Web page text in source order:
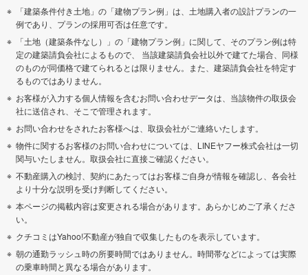
「建築条件付き土地」の「建物プラン例」は、土地購入者の設計プランの一
例であり、プランの採用可否は任意です。
「土地（建築条件なし）」の「建物プラン例」に関して、そのプラン例は特
定の建築請負会社によるもので、 当該建築請負会社以外で建てた場合、同様
のものが同価格で建てられるとは限りません。また、建築請負会社を特定す
るものではありません。
お客様が入力する個人情報を含むお問い合わせデータは、当該物件の取扱会
社に送信され、そこで管理されます。
お問い合わせをされたお客様へは、取扱会社がご連絡いたします。
物件に関するお客様のお問い合わせについては、LINEヤフー株式会社は一切
関与いたしません。取扱会社に直接ご確認ください。
不動産購入の検討、契約にあたってはお客様ご自身が情報を確認し、各会社
より十分な説明を受け判断してください。
本ページの掲載内容は変更される場合があります。あらかじめご了承くださ
い。
クチコミはYahoo!不動産が独自で収集したものを表示しています。
朝の通勤ラッシュ時の所要時間ではありません。時間帯などによっては実際
の乗車時間と異なる場合があります。